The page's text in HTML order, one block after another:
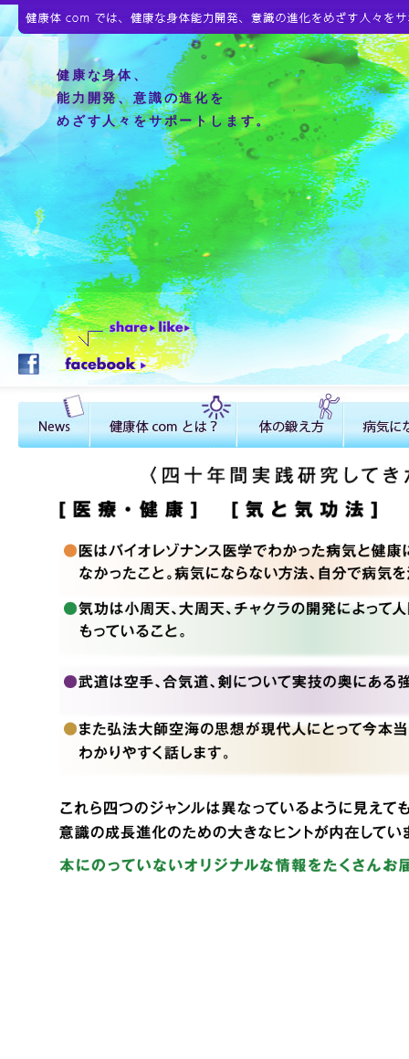
健康な身体、
能力開発、意識の進化を
めざす人々をサポートします。